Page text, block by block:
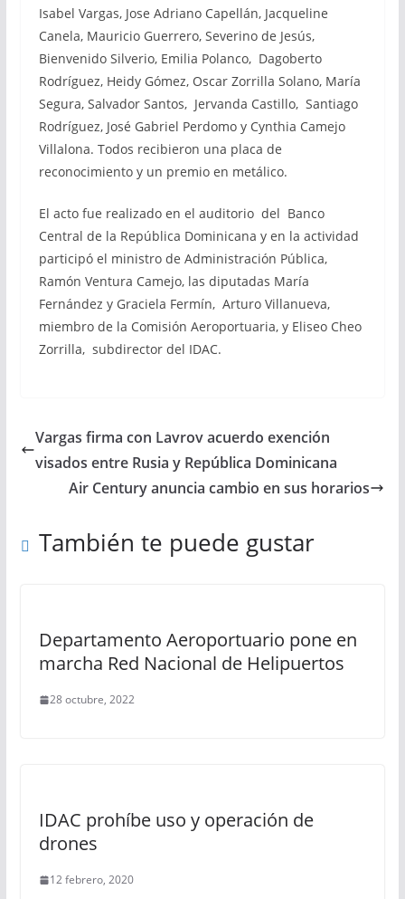
Isabel Vargas, Jose Adriano Capellán, Jacqueline
Canela, Mauricio Guerrero, Severino de Jesús,
Bienvenido Silverio, Emilia Polanco, Dagoberto
Rodríguez, Heidy Gómez, Oscar Zorrilla Solano, María
Segura, Salvador Santos, Jervanda Castillo, Santiago
Rodríguez, José Gabriel Perdomo y Cynthia Camejo
Villalona. Todos recibieron una placa de
reconocimiento y un premio en metálico.
El acto fue realizado en el auditorio del Banco
Central de la República Dominicana y en la actividad
participó el ministro de Administración Pública,
Ramón Ventura Camejo, las diputadas María
Fernández y Graciela Fermín, Arturo Villanueva,
miembro de la Comisión Aeroportuaria, y Eliseo Cheo
Zorrilla, subdirector del IDAC.
Vargas firma con Lavrov acuerdo exención
visados entre Rusia y República Dominicana
Air Century anuncia cambio en sus horarios
También te puede gustar
Departamento Aeroportuario pone en
marcha Red Nacional de Helipuertos
28 octubre, 2022
IDAC prohíbe uso y operación de
drones
12 febrero, 2020